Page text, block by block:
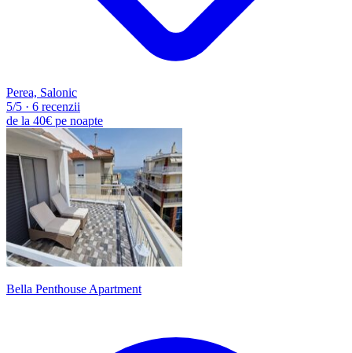
Perea, Salonic
5/5 · 6 recenzii
de la 40€ pe noapte
Bella Penthouse Apartment